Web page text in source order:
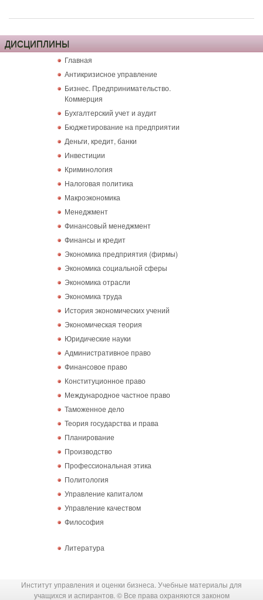
ДИСЦИПЛИНЫ
Главная
Антикризисное управление
Бизнес. Предпринимательство.
Коммерция
Бухгалтерский учет и аудит
Бюджетирование на предприятии
Деньги, кредит, банки
Инвестиции
Криминология
Налоговая политика
Макроэкономика
Менеджмент
Финансовый менеджмент
Финансы и кредит
Экономика предприятия (фирмы)
Экономика социальной сферы
Экономика отрасли
Экономика труда
История экономических учений
Экономическая теория
Юридические науки
Административное право
Финансовое право
Конституционное право
Международное частное право
Таможенное дело
Теория государства и права
Планирование
Производство
Профессиональная этика
Политология
Управление капиталом
Управление качеством
Философия
Литература
Институт управления и оценки бизнеса. Учебные материалы для
учащихся и аспирантов. © Все права охраняются законом